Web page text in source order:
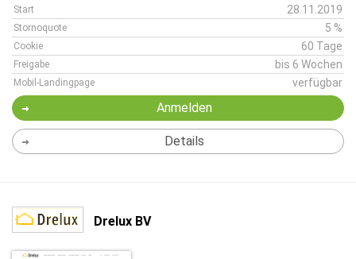
Start 28.11.2019
Stornoquote 5 %
Cookie 60 Tage
Freigabe bis 6 Wochen
Mobil-Landingpage verfügbar
Anmelden
Details
Drelux BV